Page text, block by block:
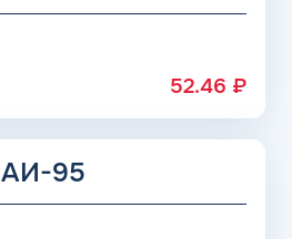
52.46 ₽
АИ-95